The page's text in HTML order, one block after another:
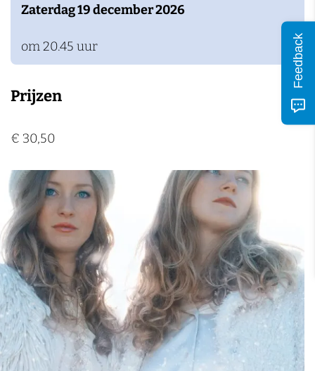
Zaterdag 19 december 2026
om 20.45 uur
Prijzen
€ 30,50
Feedback